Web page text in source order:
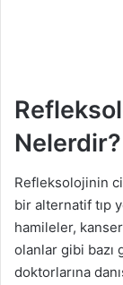
Nelerdir?
Refleksolojinin
bir alternatif tıp
hamileler,
olanlar gibi bazı
doktorlarına